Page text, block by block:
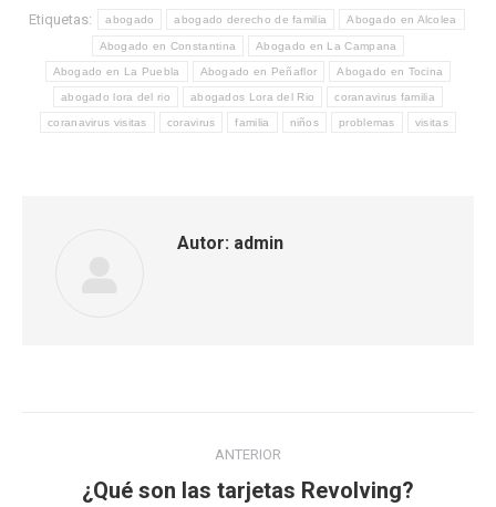
Etiquetas: abogado abogado derecho de familia Abogado en Alcolea
Abogado en Constantina Abogado en La Campana
Abogado en La Puebla Abogado en Peñaflor Abogado en Tocina
abogado lora del rio abogados Lora del Rio coranavirus familia
coranavirus visitas coravirus familia niños problemas visitas
Autor: admin
entre
ANTERIOR
Publicación
¿Qué son las tarjetas Revolving?